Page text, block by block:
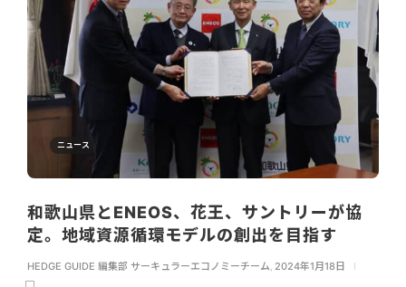
ニュース
和歌山県とENEOS、花王、サントリーが協
定。地域資源循環モデルの創出を目指す
HEDGE GUIDE 編集部 サーキュラーエコノミーチーム 2024年1月18日